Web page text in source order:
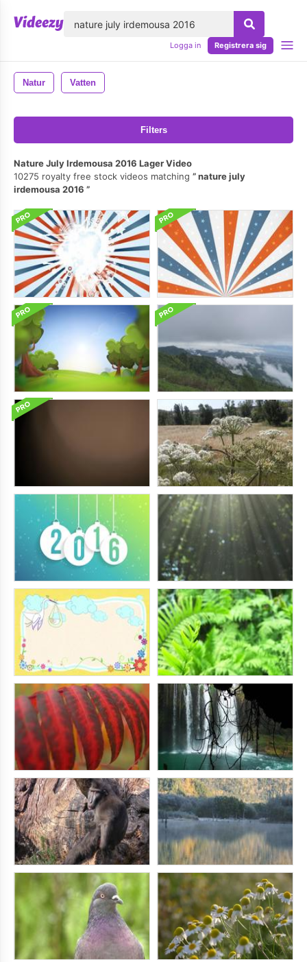
Logga in Registrera sig
Natur Vatten
Filters
Nature July Irdemousa 2016 Lager Video
10275 royalty free stock videos matching
nature july
irdemousa 2016